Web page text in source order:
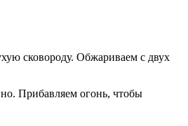
сковороду. Обжариваем с двух
Прибавляем огонь, чтобы